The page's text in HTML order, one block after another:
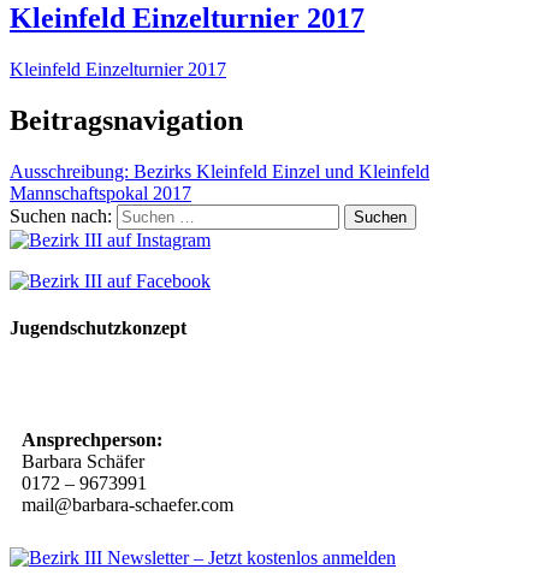
Kleinfeld Einzelturnier 2017
Kleinfeld Einzelturnier 2017
Beitragsnavigation
Ausschreibung: Bezirks Kleinfeld Einzel und Kleinfeld
Mannschaftspokal 2017
Suchen nach:
Jugendschutzkonzept
Ansprechperson:
Barbara Schäfer
0172 – 9673991
mail@barbara-schaefer.com